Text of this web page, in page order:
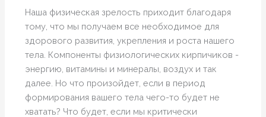
Наша физическая зрелость приходит благодаря
тому, что мы получаем все необходимое для
здорового развития, укрепления и роста нашего
тела. Компоненты физиологических кирпичиков -
энергию, витамины и минералы, воздух и так
далее. Но что произойдет, если в период
формирования вашего тела чего-то будет не
хватать? Что будет, если мы критически